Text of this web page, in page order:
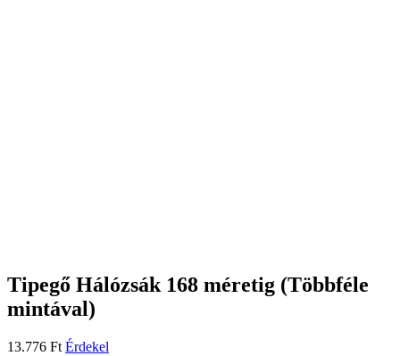
Tipegő Hálózsák 168 méretig (Többféle
mintával)
13.776 Ft Érdekel